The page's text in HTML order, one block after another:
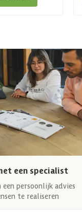
een specialist
persoonlijk advies
te realiseren